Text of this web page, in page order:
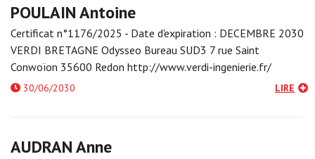
POULAIN Antoine
Certificat n°1176/2025 - Date d'expiration : DECEMBRE 2030
VERDI BRETAGNE Odysseo Bureau SUD3 7 rue Saint
Conwoïon 35600 Redon http://www.verdi-ingenierie.fr/
30/06/2030 LIRE
AUDRAN Anne